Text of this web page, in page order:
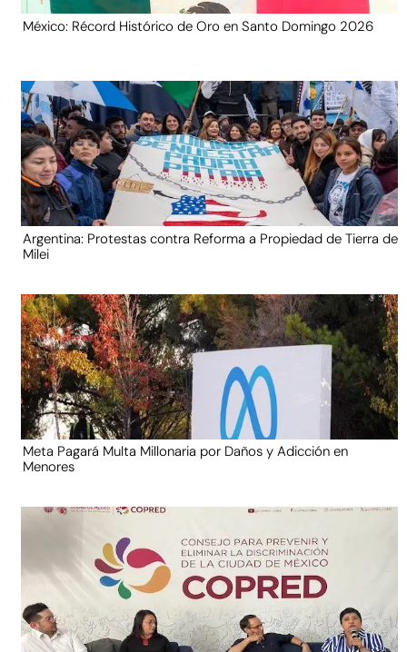
México: Récord Histórico de Oro en Santo Domingo 2026
Argentina: Protestas contra Reforma a Propiedad de Tierra de
Milei
Meta Pagará Multa Millonaria por Daños y Adicción en
Menores